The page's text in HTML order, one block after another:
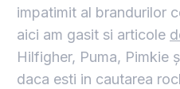
impatimit al brandurilor
aici am gasit si articole
Hilfigher, Puma, Pimkie
daca esti in cautarea